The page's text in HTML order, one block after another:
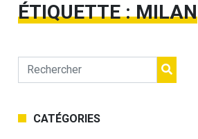
ÉTIQUETTE :MILAN
CATÉGORIES